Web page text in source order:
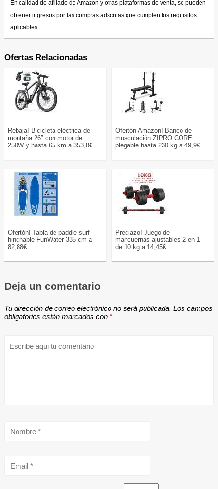
En calidad de afiliado de Amazon y otras plataformas de venta, se pueden
obtener ingresos por las compras adscritas que cumplen los requisitos
aplicables.
Ofertas Relacionadas
Rebaja! Bicicleta eléctrica de
montaña 26″ con motor de
250W y hasta 65 km a 353,8€
Ofertón Amazon! Banco de
musculación ZIPRO CORE
plegable hasta 230 kg a 49,9€
Ofertón! Tabla de paddle surf
hinchable FunWater 335 cm a
82,88€
Preciazo! Juego de
mancuernas ajustables 2 en 1
de 10 kg a 14,45€
Deja un comentario
Tu dirección de correo electrónico no será publicada. Los campos
obligatorios están marcados con *